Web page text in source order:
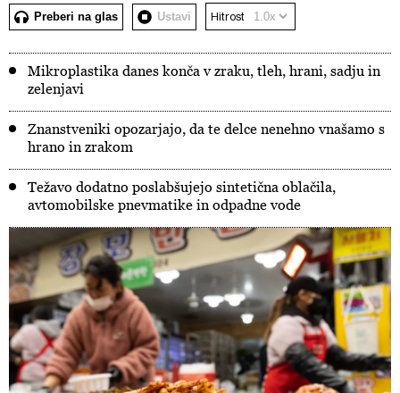
Preberi na glas Ustavi Hitrost
Mikroplastika danes konča v zraku, tleh, hrani, sadju in
zelenjavi
Znanstveniki opozarjajo, da te delce nenehno vnašamo s
hrano in zrakom
Težavo dodatno poslabšujejo sintetična oblačila,
avtomobilske pnevmatike in odpadne vode